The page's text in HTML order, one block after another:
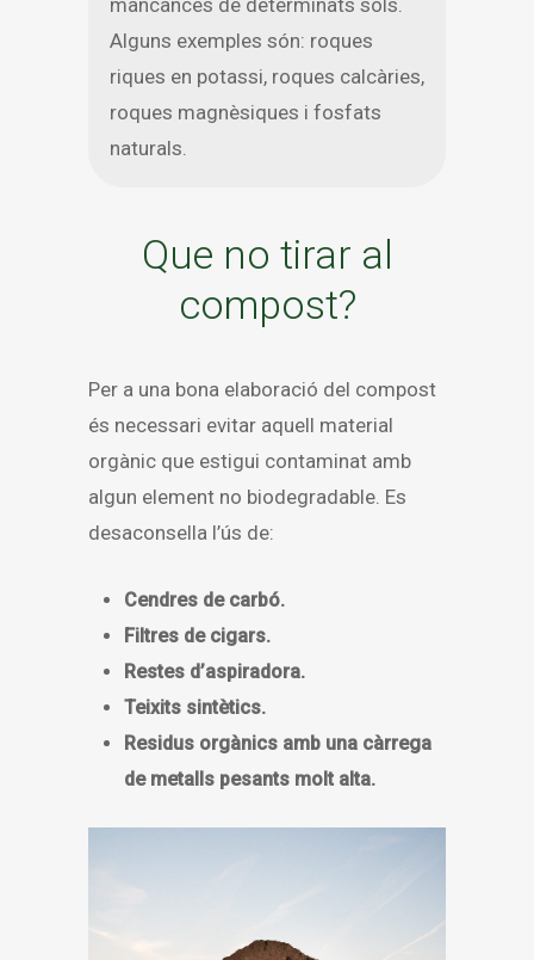
mancances de determinats sòls.
Alguns exemples són: roques
riques en potassi, roques calcàries,
roques magnèsiques i fosfats
naturals.
Que no tirar al
compost?
Per a una bona elaboració del compost
és necessari evitar aquell material
orgànic que estigui contaminat amb
algun element no biodegradable. Es
desaconsella l’ús de:
Cendres de carbó.
Filtres de cigars.
Restes d’aspiradora.
Teixits sintètics.
Residus orgànics amb una càrrega
de metalls pesants molt alta.